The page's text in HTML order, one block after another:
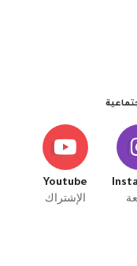
Youtube
الإشتراك